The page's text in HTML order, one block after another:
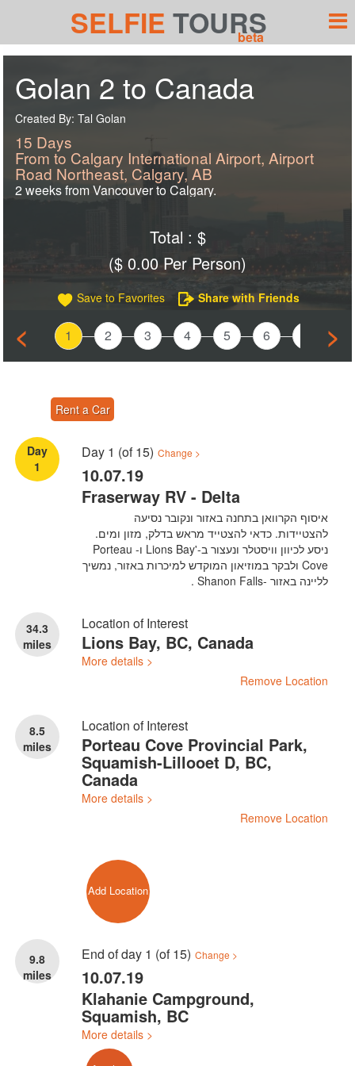
SELFIE TOURS
beta
Golan 2 to Canada
Created By: Tal Golan
15 Days
From to Calgary International Airport, Airport
Road Northeast, Calgary, AB
2 weeks from Vancouver to Calgary.
Total : $
($ 0.00 Per Person)
Save to Favorites Share with Friends
< 1 2 3 4 5 6 >
Rent a Car
Day
1
Day 1 (of 15) Change >
10.07.19
Fraserway RV - Delta
איסוף הקרוואן בתחנה באזור ונקובר נסיעה
להצטיידות. כדאי להצטייד מראש בדלק, מזון ומים.
ניסע לכיוון וויסטלר ונעצור ב-'Lions Bay ו- Porteau
Cove ולבקר במוזיאון המוקדש למיכרות באזור, נמשיך
לליינה באזור -Shanon Falls .
34.3
miles
Location of Interest
Lions Bay, BC, Canada
More details >
Remove Location
8.5
miles
Location of Interest
Porteau Cove Provincial Park,
Squamish-Lillooet D, BC,
Canada
More details >
Remove Location
Add Location
9.8
miles
End of day 1 (of 15) Change >
10.07.19
Klahanie Campground,
Squamish, BC
More details >